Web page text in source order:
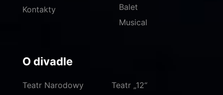
Kontakty
Balet
Musical
O divadle
Teatr Narodowy
Teatr „12“